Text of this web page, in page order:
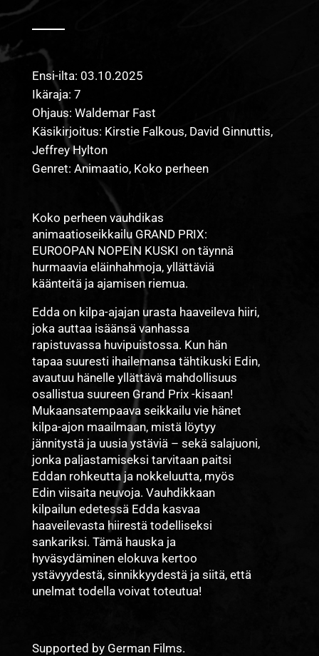
Ensi-ilta: 03.10.2025
Ikäraja: 7
Ohjaus: Waldemar Fast
Käsikirjoitus: Kirstie Falkous, David Ginnuttis,
Jeffrey Hylton
Genret: Animaatio, Koko perheen
Koko perheen vauhdikas
animaatioseikkailu GRAND PRIX:
EUROOPAN NOPEIN KUSKI on täynnä
hurmaavia eläinhahmoja, yllättäviä
käänteitä ja ajamisen riemua.
Edda on kilpa-ajajan urasta haaveileva hiiri,
joka auttaa isäänsä vanhassa
rapistuvassa huvipuistossa. Kun hän
tapaa suuresti ihailemansa tähtikuski Edin,
avautuu hänelle yllättävä mahdollisuus
osallistua suureen Grand Prix -kisaan!
Mukaansatempaava seikkailu vie hänet
kilpa-ajon maailmaan, mistä löytyy
jännitystä ja uusia ystäviä – sekä salajuoni,
jonka paljastamiseksi tarvitaan paitsi
Eddan rohkeutta ja nokkeluutta, myös
Edin viisaita neuvoja. Vauhdikkaan
kilpailun edetessä Edda kasvaa
haaveilevasta hiirestä todelliseksi
sankariksi. Tämä hauska ja
hyväsydäminen elokuva kertoo
ystävyydestä, sinnikkyydestä ja siitä, että
unelmat todella voivat toteutua!
Supported by German Films.